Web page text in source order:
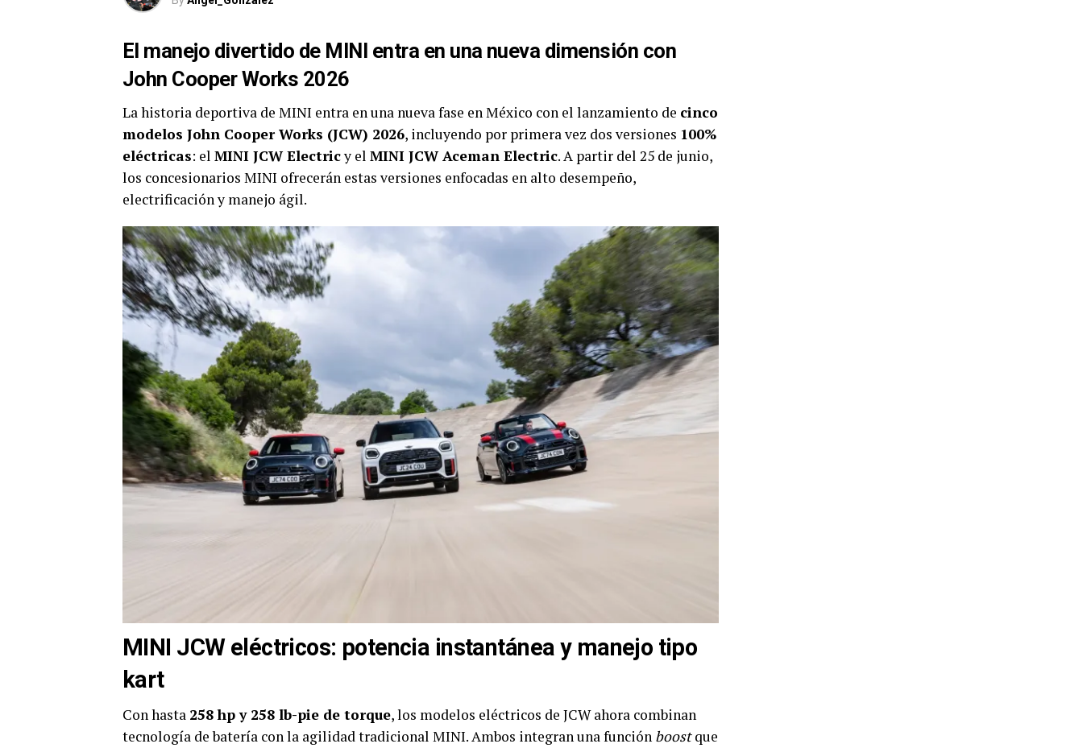
El manejo divertido de MINI entra en una nueva dimensión con
John Cooper Works 2026
La historia deportiva de MINI entra en una nueva fase en México con el lanzamiento de cinco
modelos John Cooper Works (JCW) 2026, incluyendo por primera vez dos versiones 100%
eléctricas: el MINI JCW Electricy el MINI JCW Aceman Electric. A partir del 25 de junio,
los concesionarios MINI ofrecerán estas versiones enfocadas en alto desempeño,
electrificación y manejo ágil.
MINI JCW eléctricos: potencia instantánea y manejo tipo
kart
Con hasta 258 hp y 258 lb-pie de torque, los modelos eléctricos de JCW ahora combinan
tecnología de batería con la agilidad tradicional MINI. Ambos integran una función boostque